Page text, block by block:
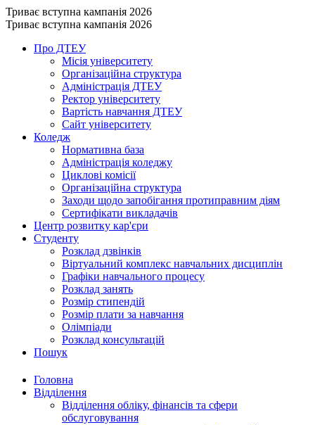
Триває вступна кампанія 2026
Триває вступна кампанія 2026
Про ДТЕУ
Місія університету
Організаційна структура
Адміністрація ДТЕУ
Ректор університету
Вартість навчання ДТЕУ
Сайт університету
Коледж
Нормативна база
Адміністрація коледжу
Циклові комісії
Організаційна структура
Заходи щодо запобігання протиправним діям
Сертифікати викладачів
Центр розвитку кар'єри
Студенту
Розклад дзвінків
Віртуальний комплекс навчальних дисциплін
Графіки навчального процесу
Розклад занять
Розмір стипендій
Розмір плати за навчання
Олімпіади
Розклад консультацій
Пошук
Головна
Відділення
Відділення обліку, фінансів та сфери
обслуговування